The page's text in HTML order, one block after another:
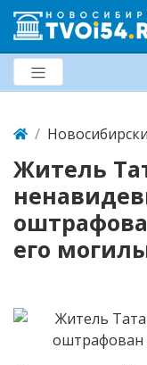
Житель
его